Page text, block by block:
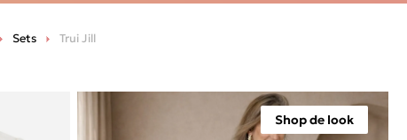
Sets Trui Jill
Shop de look